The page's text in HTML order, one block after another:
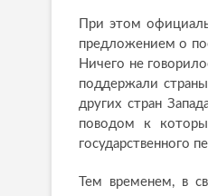
При этом
предложением о
Ничего не
поддержали
других стран
поводом к
государственного
Тем временем, в